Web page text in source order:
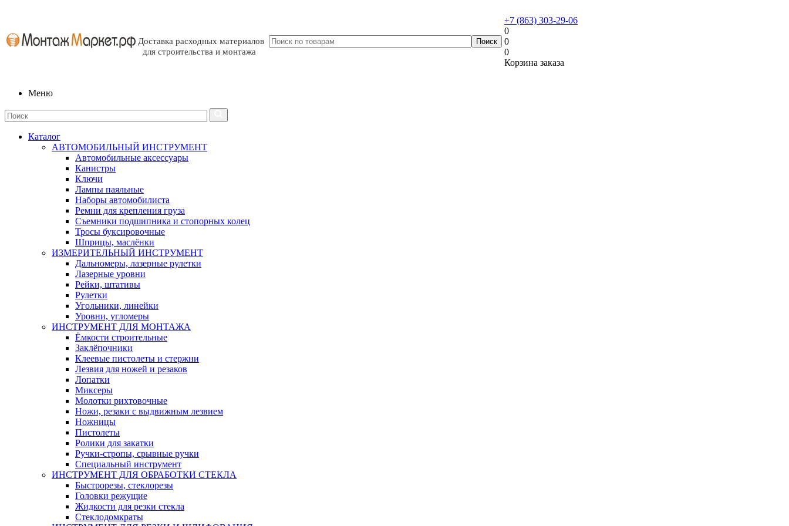
Доставка расходных материалов
для строительства и монтажа
+7 (863) 303-29-06
0
0
0
Корзина заказа
Меню
Каталог
АВТОМОБИЛЬНЫЙ ИНСТРУМЕНТ
Автомобильные аксессуары
Канистры
Ключи
Лампы паяльные
Наборы автомобилиста
Ремни для крепления груза
Съемники подшипника и стопорных колец
Тросы буксировочные
Шприцы, маслёнки
ИЗМЕРИТЕЛЬНЫЙ ИНСТРУМЕНТ
Дальномеры, лазерные рулетки
Лазерные уровни
Рейки, штативы
Рулетки
Угольники, линейки
Уровни, угломеры
ИНСТРУМЕНТ ДЛЯ МОНТАЖА
Ёмкости строительные
Заклёпочники
Клеевые пистолеты и стержни
Лезвия для ножей и резаков
Лопатки
Миксеры
Молотки рихтовочные
Ножи, резаки с выдвижным лезвием
Ножницы
Пистолеты
Ролики для закатки
Ручки-стропы, срывные ручки
Специальный инструмент
ИНСТРУМЕНТ ДЛЯ ОБРАБОТКИ СТЕКЛА
Быстрорезы, стеклорезы
Головки режущие
Жидкости для резки стекла
Стеклодомкраты